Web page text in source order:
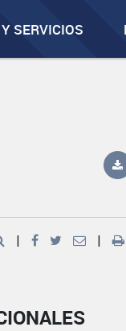
SERVICIOS
| |